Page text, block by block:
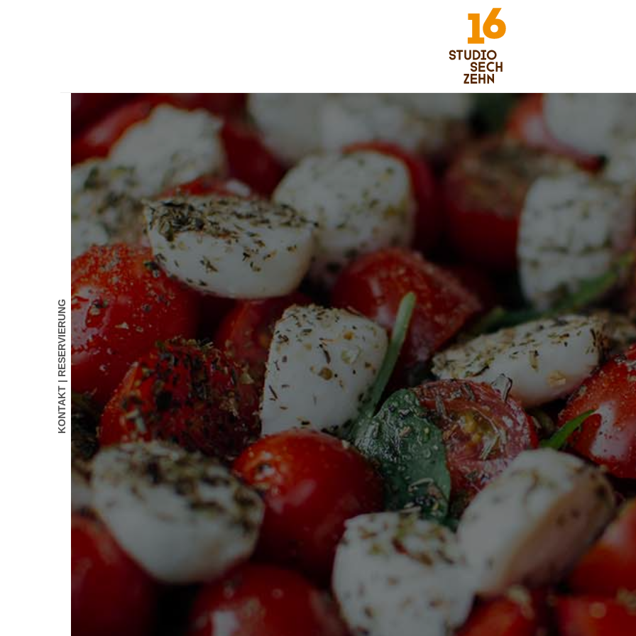
KONTAKT | RESERVIERUNG